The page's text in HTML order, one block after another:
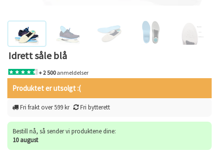
Idrett såle blå
+ 2 500anmeldelser
Produktet er utsolgt :(
Fri frakt over 599 kr Fri bytterett
Bestill nå, så sender vi produktene dine:
10 august